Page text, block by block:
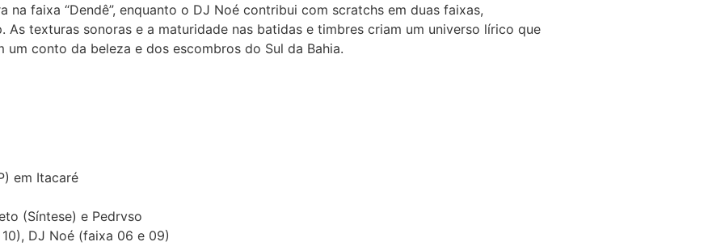
faixa “Dendê”, enquanto o DJ Noé contribui com scratchs em duas faixas,
texturas sonoras e a maturidade nas batidas e timbres criam um universo lírico que
conto da beleza e dos escombros do Sul da Bahia.
em Itacaré
(Síntese) e Pedrvso
DJ Noé (faixa 06 e 09)